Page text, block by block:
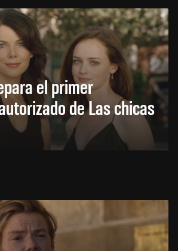
el primer
de Las chicas